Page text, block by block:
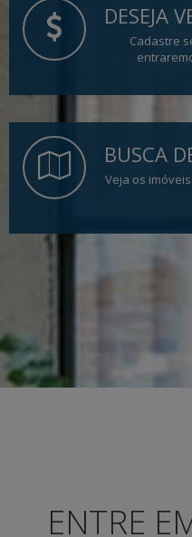
DESEJA
Cadastre
BUSCA
Veja os
ENTRE